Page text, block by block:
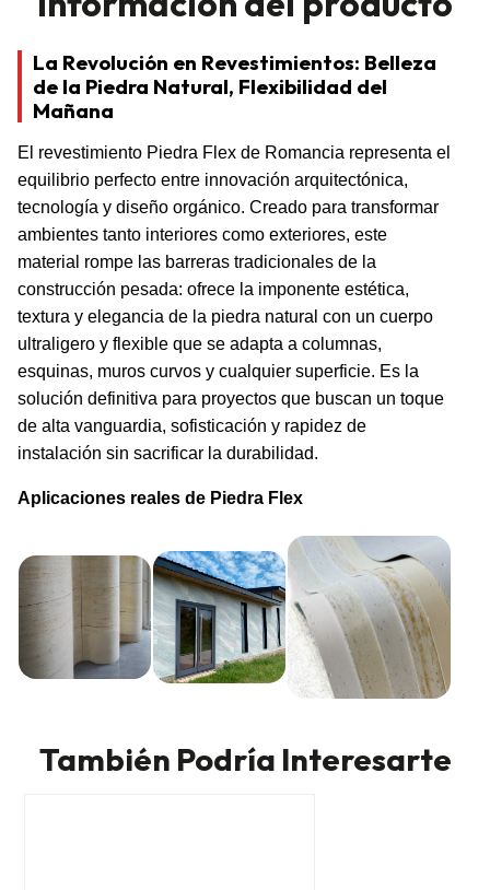
La Revolución en Revestimientos: Belleza
de la Piedra Natural, Flexibilidad del
Mañana
El revestimiento Piedra Flex de Romancia representa el
equilibrio perfecto entre innovación arquitectónica,
tecnología y diseño orgánico. Creado para transformar
ambientes tanto interiores como exteriores, este
material rompe las barreras tradicionales de la
construcción pesada: ofrece la imponente estética,
textura y elegancia de la piedra natural con un cuerpo
ultraligero y flexible que se adapta a columnas,
esquinas, muros curvos y cualquier superficie. Es la
solución definitiva para proyectos que buscan un toque
de alta vanguardia, sofisticación y rapidez de
instalación sin sacrificar la durabilidad.
Aplicaciones reales de Piedra Flex
También Podría Interesarte